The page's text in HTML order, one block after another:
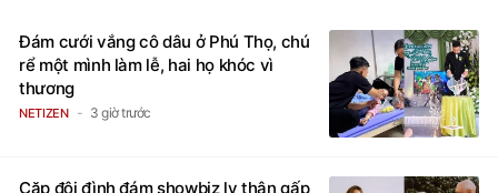
Đám cưới vắng cô dâu ở Phú Thọ, chú
rể một mình làm lễ, hai họ khóc vì
thương
NETIZEN 3 giờ trước
Cặp đôi đình đám showbiz ly thân gấp